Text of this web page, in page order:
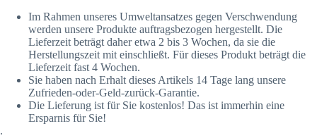
Im Rahmen unseres Umweltansatzes gegen Verschwendung
werden unsere Produkte auftragsbezogen hergestellt. Die
Lieferzeit beträgt daher etwa 2 bis 3 Wochen, da sie die
Herstellungszeit mit einschließt. Für dieses Produkt beträgt die
Lieferzeit fast 4 Wochen.
Sie haben nach Erhalt dieses Artikels 14 Tage lang unsere
Zufrieden-oder-Geld-zurück-Garantie.
Die Lieferung ist für Sie kostenlos! Das ist immerhin eine
Ersparnis für Sie!
.